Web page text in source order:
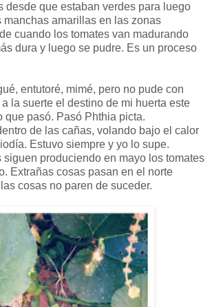
desde que estaban verdes para luego
manchas amarillas en las zonas
cuando los tomates van madurando
dura y luego se pudre. Es un proceso
entutoré, mimé, pero no pude con
la suerte el destino de mi huerta este
que pasó. Pasó Phthia picta.
de las cañas, volando bajo el calor
Estuvo siempre y yo lo supe.
produciendo en mayo los tomates
Extrañas cosas pasan en el norte
cosas no paren de suceder.